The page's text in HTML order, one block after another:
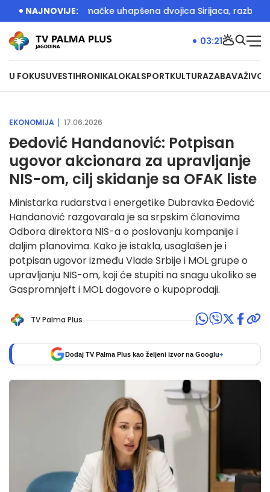
NAJNOVIJE:
akciji Srbije i Nemačke uhapšena dvojica Sirijaca, razbijane
U FOKUSUVESTIHRONIKALOKALSPORTKULTURAZABAVAŽIVOT
03:21
EKONOMIJA 17.06.2026
Đedović Handanović: Potpisan
ugovor akcionara za upravljanje
NIS-om, cilj skidanje sa OFAK liste
Ministarka rudarstva i energetike Dubravka Đedović
Handanović razgovarala je sa srpskim članovima
Odbora direktora NIS-a o poslovanju kompanije i
daljim planovima. Kako je istakla, usaglašen je i
potpisan ugovor između Vlade Srbije i MOL grupe o
upravljanju NIS-om, koji će stupiti na snagu ukoliko se
Gaspromnjeft i MOL dogovore o kupoprodaji.
TV Palma Plus
Dodaj TV Palma Plus kao željeni izvor na Googlu+